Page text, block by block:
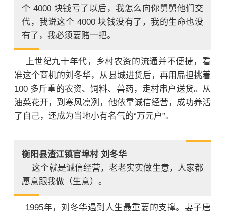
个 4000 块钱亏了以后，我怎么向你舅舅他们交
代，我说这个 4000 块钱没有了，我的生命也没
有了，我必须要赌一把。
上世纪九十年代，乡村农资的流通并不便捷，看
准这个商机的刘冬华，从县城进货后，再用扁担挑着
100 多斤重的农资、饲料、兽药，走村串户送货。从
油菜花开，到寒风凛冽，他依靠诚信经营，成功养活
了自己，还成为当地小有名气的“万元户”。
衡阳县渣江镇官埠村 刘冬华
这个就是诚信经营，老老实实做生意，人家都
愿意跟我做（生意）。
1995年，刘冬华遇到人生最重要的支撑。妻子唐